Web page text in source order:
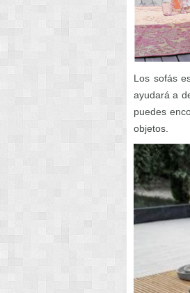
Los sofás
ayudará a
puedes
objetos.